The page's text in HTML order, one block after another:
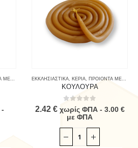
ΕΚΚΛΗΣΙΑΣΤΙΚΑ, ΚΕΡΙΑ, ΠΡΟΙΟΝΤΑ ΜΕΛΙΣΣΑΣ & ΚΑΤΑΝΑΛΩΤΗ
ΚΟΥΛΟΥΡΑ
out of 5
2.42 € χωρίς ΦΠΑ - 3.00 €
με ΦΠΑ